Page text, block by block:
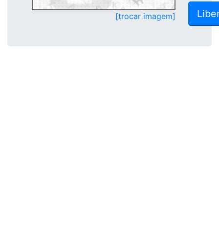
[trocar imagem]